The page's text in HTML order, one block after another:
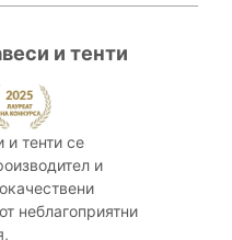
и тенти
и тенти се
и
неблагоприятни